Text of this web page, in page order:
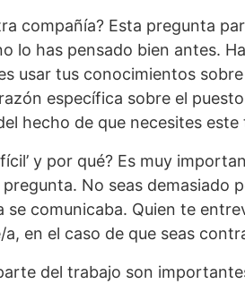
compañía? Esta pregunta
lo has pensado bien antes.
usar tus conocimientos
específica sobre el
hecho de que necesites este
y por qué? Es muy
No seas demasiado
se comunicaba. Quien te
en el caso de que seas
del trabajo son